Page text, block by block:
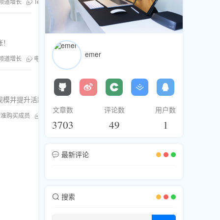
道增长 电报频道涨粉技巧
并提升活跃度。
购买成员 Telegram成员增长
emer
文章数
3703
评论数
49
用户数
1
最新评论
搜索